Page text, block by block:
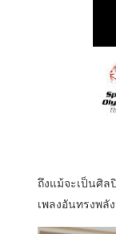
ถึงแม้จะเป็นศิ
เพลงอันทรงพลั